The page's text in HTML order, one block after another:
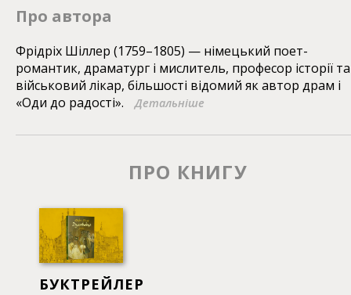
відбуваються наприкінці XVIII століття, твір цей усе ж
актуальний як за стилем, так і за змістом, —
ніби на початку ХХІ століття і розповідає про
підвалини сьогоднішньої Європи.
Про автора
Фрідріх Шіллер (1759–1805) — німецький поет-
романтик, драматург і мислитель, професор історії та
військовий лікар, більшості відомий як автор драм і
«Оди до радості».
Детальніше
ПРО КНИГУ
БУКТРЕЙЛЕР